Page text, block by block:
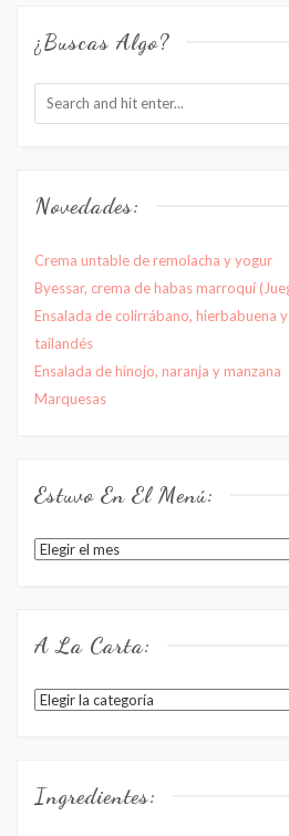
¿Buscas Algo?
Novedades:
Crema untable de remolacha y yogur
Byessar, crema de habas marroquí
Ensalada de colirrábano, hierbabuena
tailandés
Ensalada de hinojo, naranja y manzana
Marquesas
Estuvo En El Menú:
Estuvo
A La Carta:
A
Ingredientes: